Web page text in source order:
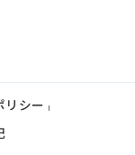
リシー |